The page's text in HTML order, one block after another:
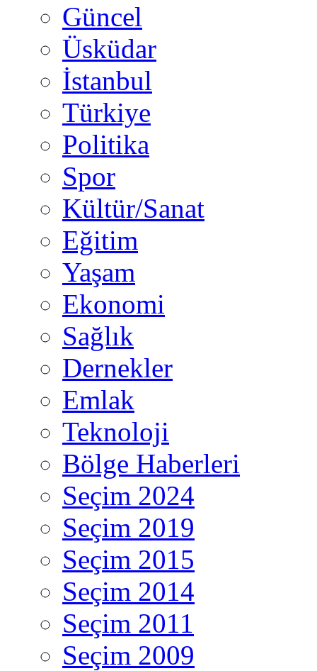
Güncel
Üsküdar
İstanbul
Türkiye
Politika
Spor
Kültür/Sanat
Eğitim
Yaşam
Ekonomi
Sağlık
Dernekler
Emlak
Teknoloji
Bölge Haberleri
Seçim 2024
Seçim 2019
Seçim 2015
Seçim 2014
Seçim 2011
Seçim 2009